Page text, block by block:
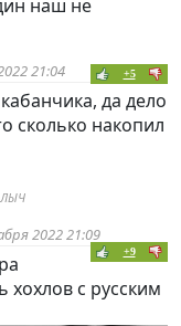
наш не
21:04 +5
да дело
сколько накопил
2022 21:09
+9
хохлов с русским